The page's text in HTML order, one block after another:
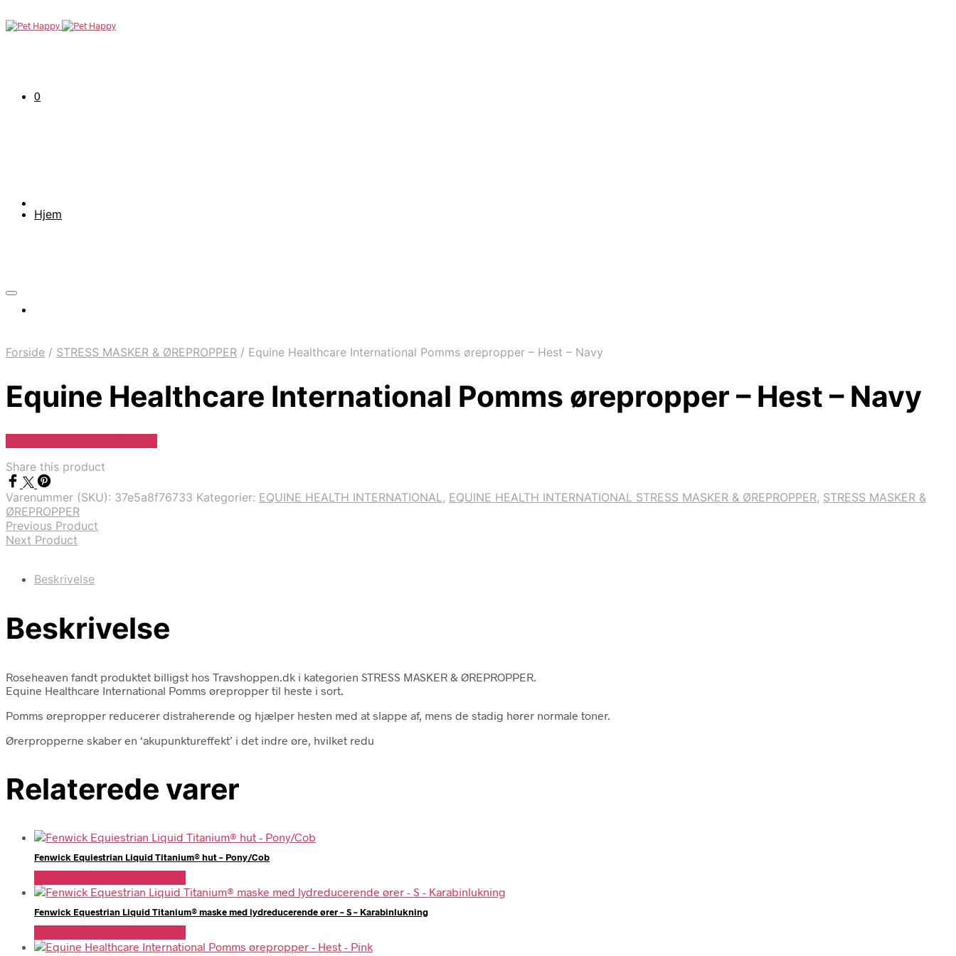
0
Hjem
Forside / STRESS MASKER & ØREPROPPER / Equine Healthcare International Pomms ørepropper – Hest – Navy
Equine Healthcare International Pomms ørepropper – Hest – Navy
Share this product
Varenummer (SKU): 37e5a8f76733 Kategorier: EQUINE HEALTH INTERNATIONAL , EQUINE HEALTH INTERNATIONAL STRESS MASKER & ØREPROPPER, STRESS MASKER &
ØREPROPPER
Previous Product
Next Product
Beskrivelse
Beskrivelse
Roseheaven fandt produktet billigst hos Travshoppen.dk i kategorien STRESS MASKER & ØREPROPPER.
Equine Healthcare International Pomms ørepropper til heste i sort.
Pomms ørepropper reducerer distraherende og hjælper hesten med at slappe af, mens de stadig hører normale toner.
Ørerpropperne skaber en ‘akupunktureffekt’ i det indre øre, hvilket redu
Relaterede varer
Fenwick Equiestrian Liquid Titanium® hut – Pony/Cob
Fenwick Equestrian Liquid Titanium® maske med lydreducerende ører – S – Karabinlukning